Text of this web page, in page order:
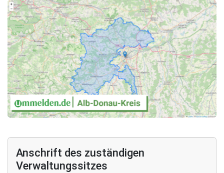
Anschrift des zuständigen
Verwaltungssitzes